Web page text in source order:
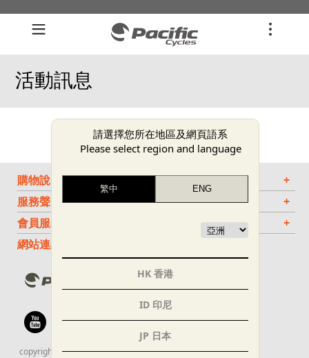
請選擇您所在地區及網頁語系
Please select region and language
HK 香港
ID 印尼
JP 日本
活動訊息
購物說明
+
服務聲明
+
會員服務
+
網站連結
copyright © 太平洋自行車股份有限公司 All rights reserved.